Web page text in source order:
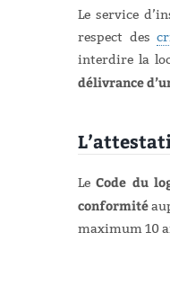
Le service
respect des
interdire la
délivrance
LeCode du
conformité
maximum 10